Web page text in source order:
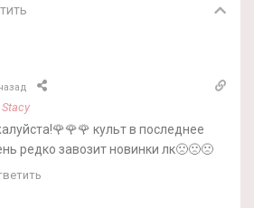
Stacy
культ в последнее
редко завозит новинки лк🙁🙁🙁